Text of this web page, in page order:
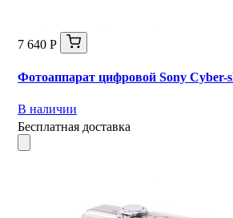
7 640 Р
Фотоаппарат цифровой Sony Cyber-
В наличии
Бесплатная доставка